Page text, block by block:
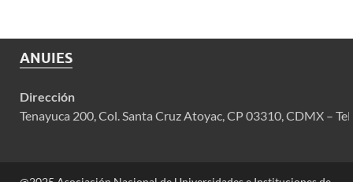
ANUIES
Dirección
Tenayuca 200, Col. Santa Cruz Atoyac, CP 03310, CDMX –